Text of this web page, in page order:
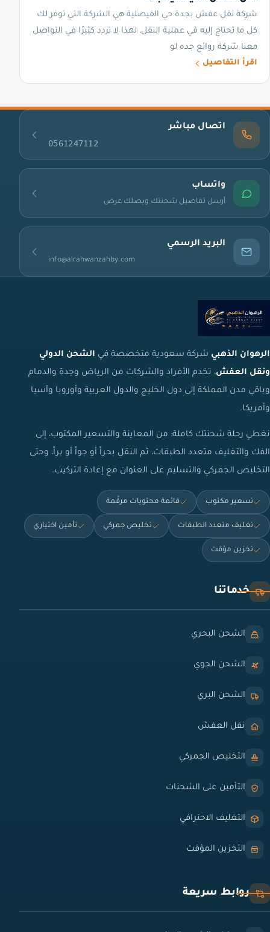
شركة نقل عفش بجدة حى الفيصلية هي الشركة التي توفر لك
كل ما تحتاج إليه في عملية النقل، لهذا لا تردد كثيرًا في التواصل
معنا شركة روائع جده لو
اقرأ التفاصيل
اتصال مباشر
0561247112
واتساب
أرسل تفاصيل شحنتك ويصلك عرض
البريد الرسمي
info@alrahwanzahby.com
الرهوان الذهبي شركة سعودية متخصصة في الشحن الدولي
ونقل العفش، تخدم الأفراد والشركات من الرياض وجدة والدمام
وباقي مدن المملكة إلى دول الخليج والدول العربية وأوروبا وآسيا
وأمريكا.
نغطي رحلة شحنتك كاملة: من المعاينة والتسعير المكتوب، إلى
الفك والتغليف متعدد الطبقات، ثم النقل بحراً أو جواً أو براً، وحتى
التخليص الجمركي والتسليم على العنوان مع إعادة التركيب.
تسعير مكتوب قائمة محتويات مرقّمة
تغليف متعدد الطبقات تخليص جمركي تأمين اختياري
تخزين مؤقت
خدماتنا
الشحن البحري
الشحن الجوي
الشحن البري
نقل العفش
التخليص الجمركي
التأمين على الشحنات
التغليف الاحترافي
التخزين المؤقت
روابط سريعة